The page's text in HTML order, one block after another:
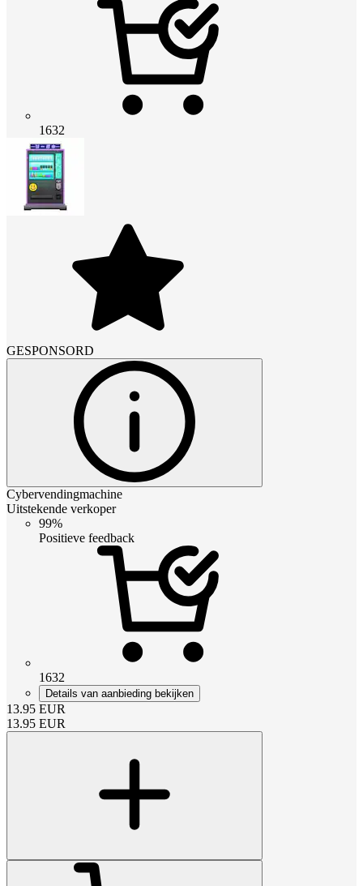
1632
GESPONSORD
Cybervendingmachine
Uitstekende verkoper
99%
Positieve feedback
1632
Details van aanbieding bekijken
13.95 EUR
13.95 EUR